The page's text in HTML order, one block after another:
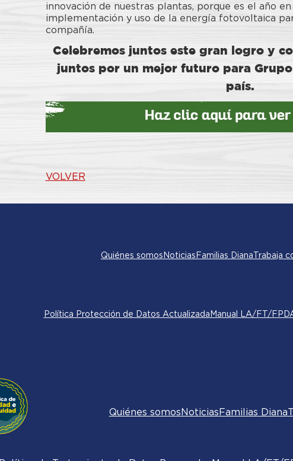
innovación de nuestras plantas, porque es el año
implementación y uso de la energía fotovoltaica
compañía.
Celebremos juntos este gran logro y
juntos por un mejor futuro para
país.
VOLVER
Quiénes somos Noticias Familias Diana Trabaja
Política Protección de Datos Actualizada Manual LA/FT/
Quiénes somos Noticias Familias Diana